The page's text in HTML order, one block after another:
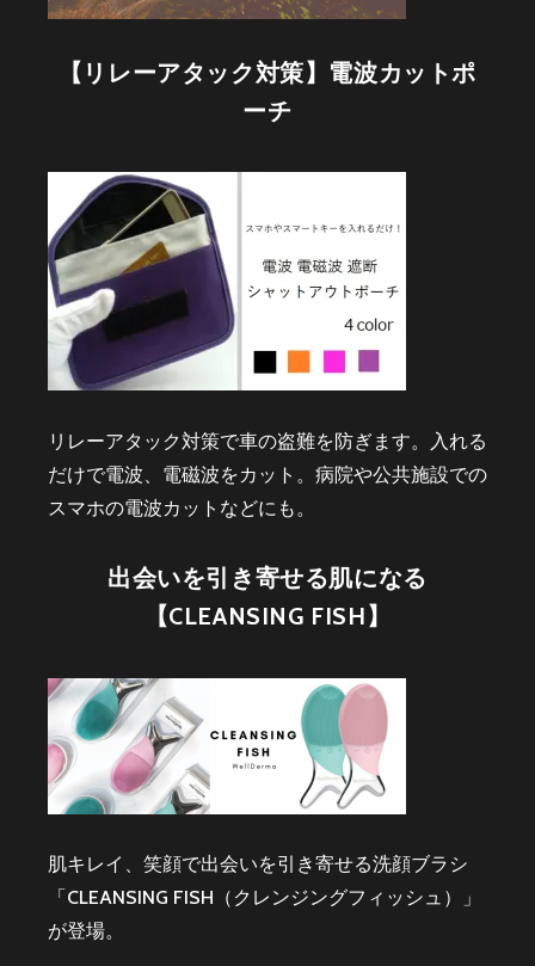
【リレーアタック対策】電波カットポ
ーチ
リレーアタック対策で車の盗難を防ぎます。入れる
だけで電波、電磁波をカット。病院や公共施設での
スマホの電波カットなどにも。
出会いを引き寄せる肌になる
【CLEANSING FISH】
肌キレイ、笑顔で出会いを引き寄せる洗顔ブラシ
「CLEANSING FISH（クレンジングフィッシュ）」
が登場。